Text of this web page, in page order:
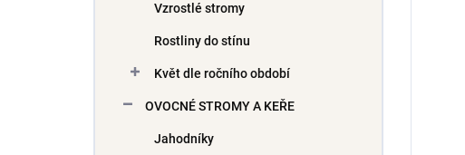
Vzrostlé stromy
Rostliny do stínu
Květ dle ročního období
OVOCNÉ STROMY A KEŘE
Jahodníky